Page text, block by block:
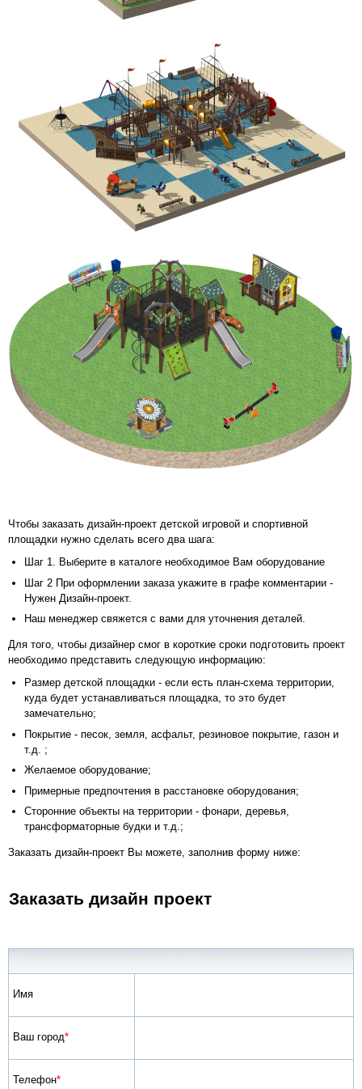
Чтобы заказать дизайн-проект детской игровой и спортивной
площадки нужно сделать всего два шага:
Шаг 1. Выберите в каталоге необходимое Вам оборудование
Шаг 2 При оформлении заказа укажите в графе комментарии -
Нужен Дизайн-проект.
Наш менеджер свяжется с вами для уточнения деталей.
Для того, чтобы дизайнер смог в короткие сроки подготовить проект
необходимо представить следующую информацию:
Размер детской площадки - если есть план-схема территории,
куда будет устанавливаться площадка, то это будет
замечательно;
Покрытие - песок, земля, асфальт, резиновое покрытие, газон и
т.д. ;
Желаемое оборудование;
Примерные предпочтения в расстановке оборудования;
Сторонние объекты на территории - фонари, деревья,
трансформаторные будки и т.д.;
Заказать дизайн-проект Вы можете, заполнив форму ниже:
Заказать дизайн проект
Имя
Ваш город*
Телефон*